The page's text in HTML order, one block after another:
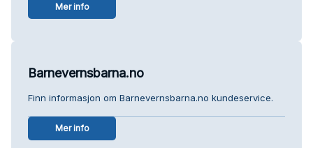
Mer info
Barnevernsbarna.no
Finn informasjon om Barnevernsbarna.no kundeservice.
Mer info